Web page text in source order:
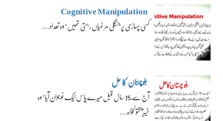
Cognitive Manipulation
کسی پہاڑی پر جنگلی مرغیاں رہتی تھیں‘ وہ تعداد…
بلوچستان کا حل
آج سے 15 سال قبل میرے پاس ایک نوجوان آیا‘ وہ
خیبرپختونخواہ…